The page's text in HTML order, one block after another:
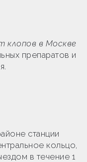
клопов в Москве
препаратов и
станции
кольцо,
в течение 1